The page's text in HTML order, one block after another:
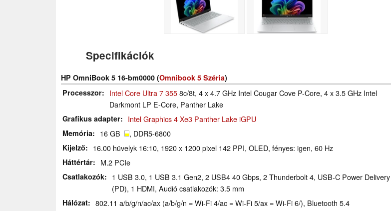
Specifikációk
HP OmniBook 5 16-bm0000 (Omnibook 5 Széria)
Processzor
Intel Core Ultra 7 3558c/8t, 4 x 4.7 GHz Intel Cougar Cove P-Core, 4 x 3.5 GHz Intel
Darkmont LP E-Core, Panther Lake
Grafikus adapter Intel Graphics 4 Xe3 Panther Lake iGPU
Memória 16 GB , DDR5-6800
Kijelző 16.00 hüvelyk 16:10, 1920 x 1200 pixel 142 PPI, OLED, fényes: igen, 60 Hz
Háttértár M.2 PCIe
Csatlakozók
1 USB 3.0, 1 USB 3.1 Gen2, 2 USB4 40 Gbps, 2 Thunderbolt 4, USB-C Power Delivery
(PD), 1 HDMI, Audió csatlakozók: 3.5 mm
Hálózat 802.11 a/b/g/n/ac/ax (a/b/g/n = Wi-Fi 4/ac = Wi-Fi 5/ax = Wi-Fi 6/), Bluetooth 5.4